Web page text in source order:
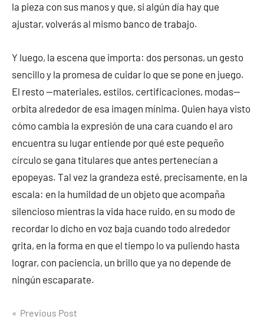
la pieza con sus manos y que, si algún día hay que
ajustar, volverás al mismo banco de trabajo.
Y luego, la escena que importa: dos personas, un gesto
sencillo y la promesa de cuidar lo que se pone en juego.
El resto —materiales, estilos, certificaciones, modas—
orbita alrededor de esa imagen mínima. Quien haya visto
cómo cambia la expresión de una cara cuando el aro
encuentra su lugar entiende por qué este pequeño
círculo se gana titulares que antes pertenecían a
epopeyas. Tal vez la grandeza esté, precisamente, en la
escala: en la humildad de un objeto que acompaña
silencioso mientras la vida hace ruido, en su modo de
recordar lo dicho en voz baja cuando todo alrededor
grita, en la forma en que el tiempo lo va puliendo hasta
lograr, con paciencia, un brillo que ya no depende de
ningún escaparate.
Post
Previous Post